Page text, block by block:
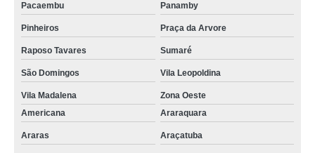
Pacaembu Panamby
Pinheiros Praça da Arvore
Raposo Tavares Sumaré
São Domingos Vila Leopoldina
Vila Madalena
Zona Oeste
Americana
Araraquara
Araras Araçatuba